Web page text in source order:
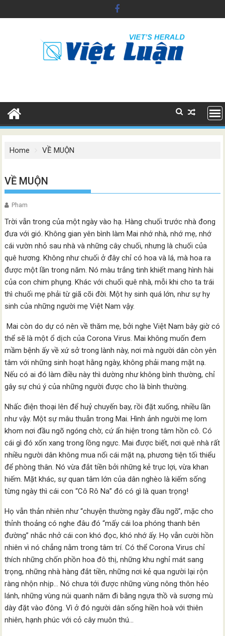
to
Home VỀ MUỘN
VỀ MUỘN
Pham
Trời vẫn trong của một ngày vào hạ. Hàng chuối trước nhà đong
đưa với gió. Không gian yên bình làm Mai nhớ nhà, nhớ mẹ, nhớ
cái vườn nhỏ sau nhà và những cây chuối, nhưng là chuối của
quê hương. Không như chuối ở đây chỉ có hoa và lá, mà hoa ra
được một lần trong năm. Nó màu trắng tinh khiết mang hình hài
của con chim phụng. Khác với chuối quê nhà, mỗi khi cho ta trái
thì chuối mẹ phải từ giã cõi đời. Một hy sinh quá lớn, như sự hy
sinh của những người mẹ Việt Nam vậy.
Mai còn do dự có nên về thăm mẹ, bởi nghe Việt Nam bây giờ có
thể sẽ là một ổ dịch của Corona Virus. Mai không muốn đem
mầm bệnh ấy về xứ sở trong lành này, nơi mà người dân còn yên
tâm với những sinh hoạt hằng ngày, không phải mang mặt nạ.
Nếu có ai đó làm điều này thì dường như không bình thường, chỉ
gây sự chú ý của những người được cho là bình thường.
Nhấc điện thoại lên để huỷ chuyến bay, rồi đặt xuống, nhiều lần
như vậy. Một sự mâu thuẫn trong Mai. Hình ảnh người mẹ lom
khom nơi đầu ngõ ngóng chờ, cứ ẩn hiện trong tâm hồn cô. Có
cái gì đó xốn xang trong lồng ngực. Mai được biết, nơi quê nhà rất
nhiều người dân không mua nổi cái mặt nạ, phương tiện tối thiểu
để phòng thân. Nó vừa đắt tiền bởi những kẻ trục lợi, vừa khan
hiếm. Mặt khác, sự quan tâm lớn của dân nghèo là kiếm sống
từng ngày thì cái con “Cô Rô Na” đó có gì là quan trọng!
Họ vẫn thản nhiên như “chuyện thường ngày đầu ngõ”, mặc cho
thỉnh thoảng có nghe đâu đó “mấy cái loa phóng thanh bên
đường” nhắc nhở cái con khó đọc, khó nhớ ấy. Họ vẫn cười hồn
nhiên vì nó chẳng nằm trong tâm trí. Có thể Corona Virus chỉ
thích những chốn phồn hoa đô thị, những khu nghỉ mát sang
trọng, những nhà hàng đắt tiền, những nơi kẻ qua người lại rộn
ràng nhộn nhịp… Nó chưa tới được những vùng nông thôn hẻo
lánh, những vùng núi quanh năm đi bằng ngựa thồ và sương mù
dày đặt vào đông. Vì ở đó người dân sống hiền hoà với thiên
nhiên, hạnh phúc với cỏ cây muôn thú…